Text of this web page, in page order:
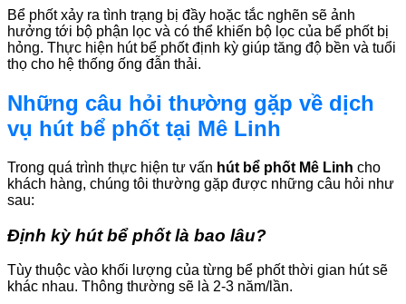
Bể phốt xảy ra tình trạng bị đầy hoặc tắc nghẽn sẽ ảnh
hưởng tới bộ phận lọc và có thể khiến bộ lọc của bể phốt bị
hỏng. Thực hiện hút bể phốt định kỳ giúp tăng độ bền và tuổi
thọ cho hệ thống ống đẫn thải.
Những câu hỏi thường gặp về dịch
vụ hút bể phốt tại Mê Linh
Trong quá trình thực hiện tư vấn hút bể phốt Mê Linh cho
khách hàng, chúng tôi thường gặp được những câu hỏi như
sau:
Định kỳ hút bể phốt là bao lâu?
Tùy thuộc vào khối lượng của từng bể phốt thời gian hút sẽ
khác nhau. Thông thường sẽ là 2-3 năm/lần.